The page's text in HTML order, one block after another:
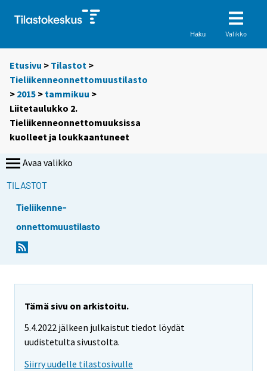
Haku Valikko
Etusivu > Tilastot >
Tieliikenneonnettomuustilasto
> 2015 > tammikuu >
Liitetaulukko 2.
Tieliikenneonnettomuuksissa
kuolleet ja loukkaantuneet
Avaa valikko
TILASTOT
Tieliikenne-
onnettomuustilasto
Tämä sivu on arkistoitu.
5.4.2022 jälkeen julkaistut tiedot löydät
uudistetulta sivustolta.
Siirry uudelle tilastosivulle